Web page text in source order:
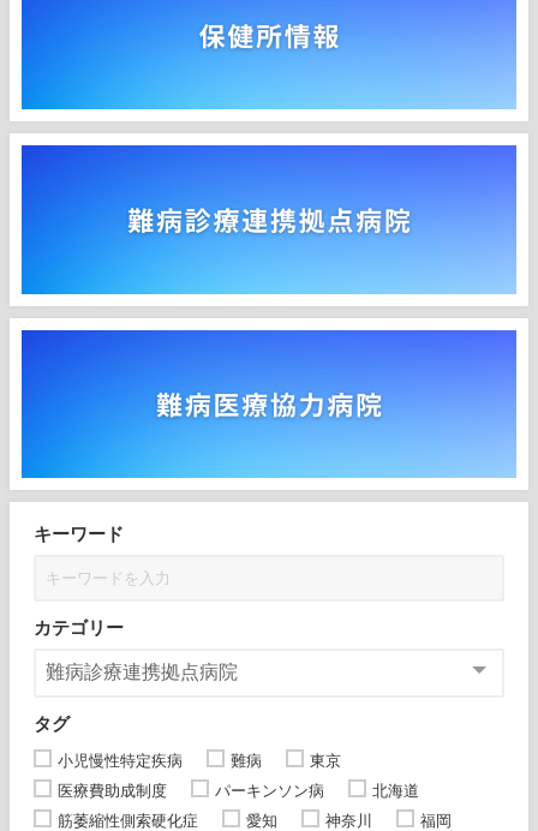
キーワード
カテゴリー
タグ
小児慢性特定疾病 難病
東京
医療費助成制度
パーキンソン病
北海道
筋萎縮性側索硬化症
愛知 神奈川
福岡